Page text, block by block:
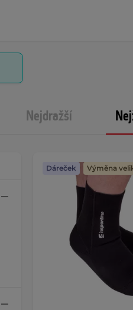
Nejdražší
Dáreček Výměna